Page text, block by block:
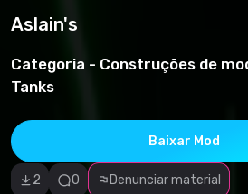
Aslain's
Categoria - Construções de
Tanks
Baixar Mod
2 0
Denunciar material
Violação de
direitos
malicioso/vírus
funcional
Descrição